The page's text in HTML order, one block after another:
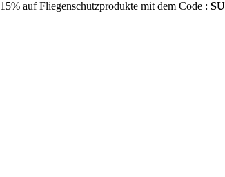
15% auf Fliegenschutzprodukte mit dem Code :